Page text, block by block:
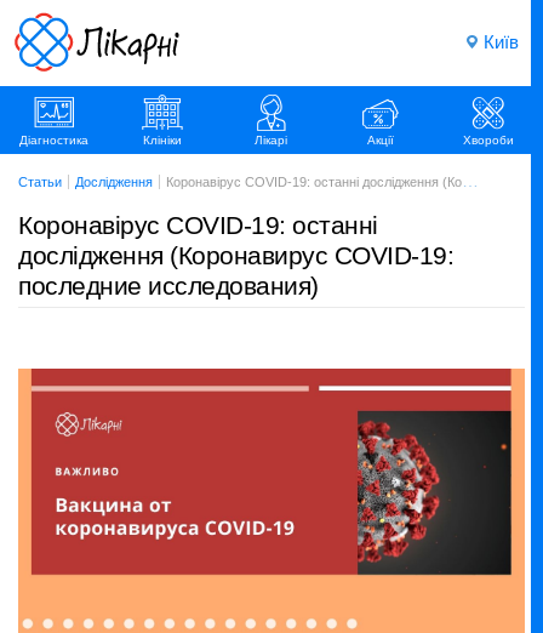
Київ
Діагностика Клініки Лікарі Акції Хвороби
Статьи Дослідження Коронавірус COVID-19: останні дослідження (Коронавирус COVID-19: последние исследования)
Коронавірус COVID-19: останні
дослідження (Коронавирус COVID-19:
последние исследования)